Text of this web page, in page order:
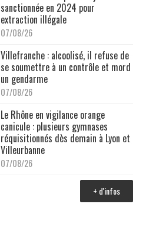
sanctionnée en 2024 pour
extraction illégale
07/08/26
Villefranche : alcoolisé, il refuse de
se soumettre à un contrôle et mord
un gendarme
07/08/26
Le Rhône en vigilance orange
canicule : plusieurs gymnases
réquisitionnés dès demain à Lyon et
Villeurbanne
07/08/26
+ d'infos